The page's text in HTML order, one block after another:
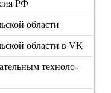
РФ
области
области в VK
тех­но­ло­